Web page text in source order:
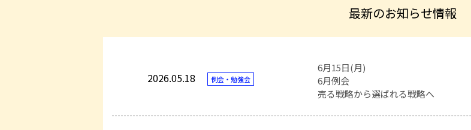
最新のお知らせ情報
2026.05.18 例会・勉強会
6月15日(月)
6月例会
売る戦略から選ばれる戦略へ